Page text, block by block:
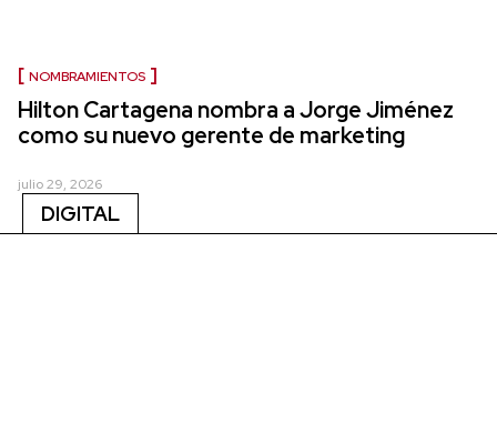
NOMBRAMIENTOS
Hilton Cartagena nombra a Jorge Jiménez
como su nuevo gerente de marketing
julio 29, 2026
DIGITAL